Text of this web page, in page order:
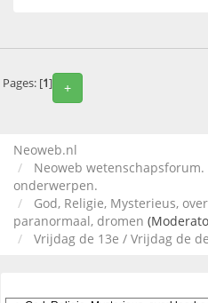
+
Pages: [1]
Neoweb.nl
Neoweb
onderwerpen.
God, Religie, Mysterieus,
paranormaal, dromen
Vrijdag de 13e / Vrijdag de